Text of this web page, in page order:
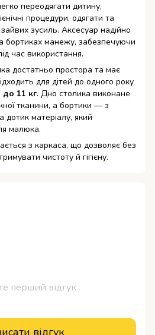
переодягати дитину,
процедури, одягати та
зусиль. Аксесуар надійно
бортиках манежу, забезпечуючи
час використання.
достатньо простора та має
для дітей до одного року
до 11 кг. Дно столика виконане
тканини, а бортики — з
дотик матеріалу, який
малюка.
з каркаса, що дозволяє без
чистоту й гігієну.
перший відгук
відгук